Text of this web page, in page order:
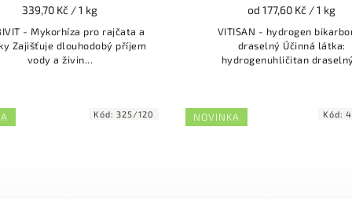
339,70 Kč / 1 kg
- Mykorhíza pro rajčata a
příjem
vody a živin...
od 177,60 Kč / 1 kg
VITISAN - hydrogen
draselný Účinná látka:
hydrogenuhličitan
Kód:325/120 NOVINKA Kód: